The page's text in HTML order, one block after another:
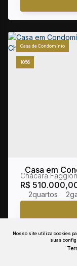
Nosso site utiliza cookies
suas
1056
Casa de Condomínio
Casa em
SP
R$
Chácara Faggion
2 2